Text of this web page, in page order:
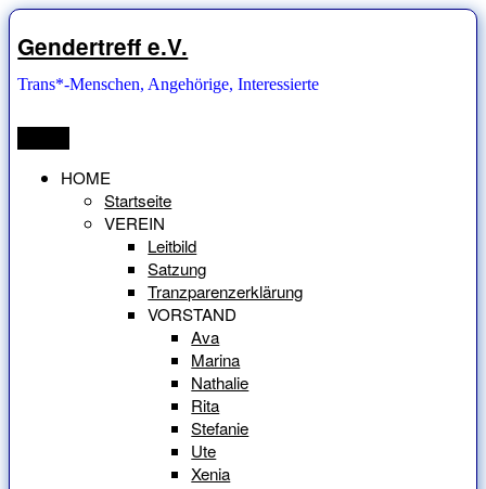
Zum
Inhalt
springen
Gendertreff e.V.
Trans*-Menschen, Angehörige, Interessierte
HOME
Startseite
VEREIN
Leitbild
Satzung
Tranzparenzerklärung
VORSTAND
Ava
Marina
Nathalie
Rita
Stefanie
Ute
Xenia